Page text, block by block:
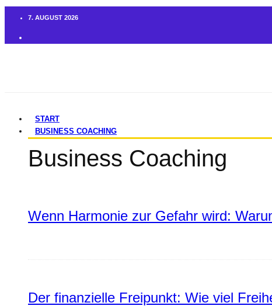
7. AUGUST 2026
START
BUSINESS COACHING
Business Coaching
Wenn Harmonie zur Gefahr wird:
Der finanzielle Freipunkt: Wie viel